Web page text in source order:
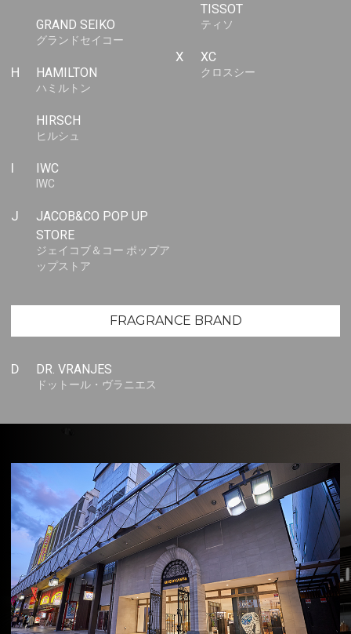
GRAND SEIKO
グランドセイコー
H HAMILTON
ハミルトン
HIRSCH
ヒルシュ
IWC
IWC
J
JACOB&CO POP UP
STORE
ジェイコブ＆コー ポップア
ップストア
TISSOT
ティソ
X XC
クロスシー
FRAGRANCE BRAND
D DR. VRANJES
ドットール・ヴラニエス